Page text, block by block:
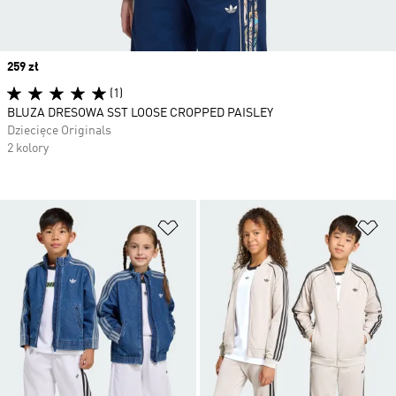
Dodaj do listy życzeń
Price
259 zł
(1)
BLUZA DRESOWA SST LOOSE CROPPED PAISLEY
Dziecięce Originals
2 kolory